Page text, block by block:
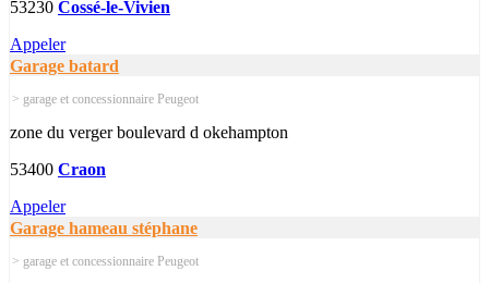
53230 Cossé-le-Vivien
Appeler
Garage batard
> garage et concessionnaire Peugeot
zone du verger boulevard d okehampton
53400 Craon
Appeler
Garage hameau stéphane
> garage et concessionnaire Peugeot